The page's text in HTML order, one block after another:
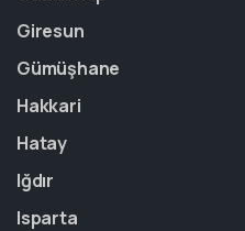
Giresun
Gümüşhane
Hakkari
Hatay
Iğdır
Isparta